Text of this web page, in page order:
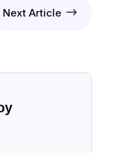
Next Article $